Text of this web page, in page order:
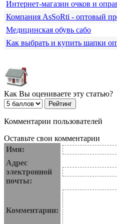
Интернет-магазин очков и
Компания АsSoRti - оптовый
Медицинская обувь сабо
Как выбрать и купить шапки
Как Вы оцениваете эту статью?
Комментарии пользователей
Оставьте свои комментарии
Имя:
Адрес
электронной
почты:
Комментарии: